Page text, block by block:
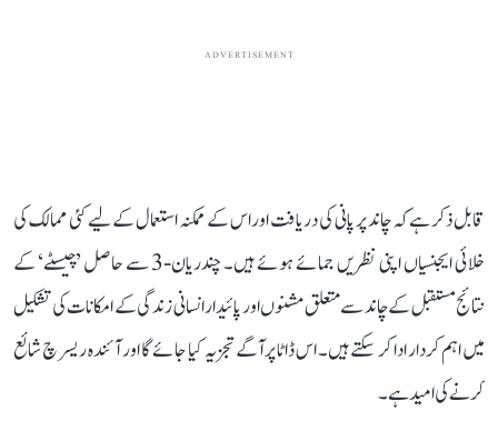
ADVERTISEMENT
قابل ذکر ہے کہ چاند پر پانی کی دریافت اور اس کے ممکنہ استعمال کے لیے کئی ممالک کی
خلائی ایجنسیاں اپنی نظریں جمائے ہوئے ہیں۔ چندریان-3 سے حاصل ’چیسٹے‘ کے
نتائج مستقبل کے چاند سے متعلق مشنوں اور پائیدار انسانی زندگی کے امکانات کی تشکیل
میں اہم کردار ادا کر سکتے ہیں۔ اس ڈاٹا پر آگے تجزیہ کیا جائے گا اور آئندہ ریسرچ شائع
کرنے کی امید ہے۔